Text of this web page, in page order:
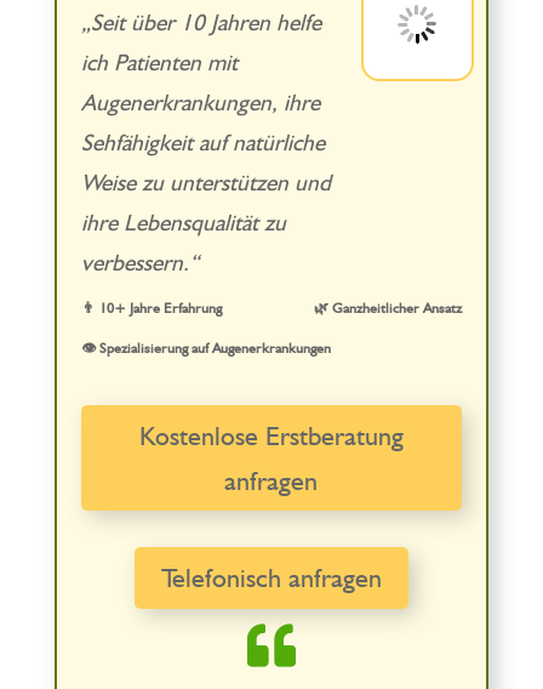
„Seit über 10 Jahren helfe
ich Patienten mit
Augenerkrankungen, ihre
Sehfähigkeit auf natürliche
Weise zu unterstützen und
ihre Lebensqualität zu
verbessern.“
👨 10+ Jahre Erfahrung 🌿 Ganzheitlicher Ansatz
👁️ Spezialisierung auf Augenerkrankungen
Kostenlose Erstberatung
anfragen
Telefonisch anfragen